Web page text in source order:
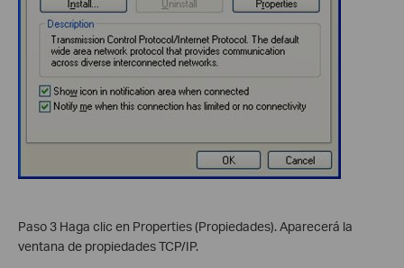
Paso 3 Haga clic en Properties (Propiedades). Aparecerá la
ventana de propiedades TCP/IP.